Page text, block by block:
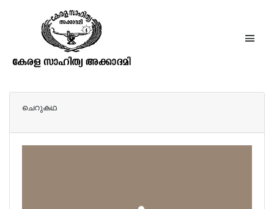
അക്കാഡമി അവാർഡുകൾ – 1982
ചെറുകഥ